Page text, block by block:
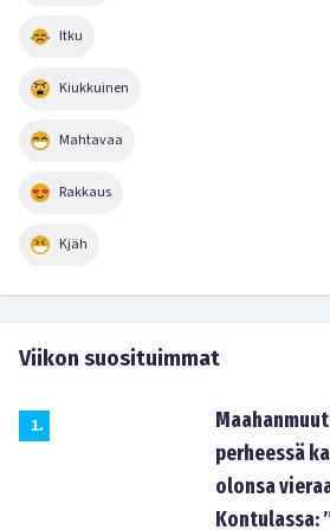
Itku
Kiukkuinen
Mahtavaa
Rakkaus
Kjäh
Viikon suosituimmat
1.
perheessä
olonsa
Kontulassa: